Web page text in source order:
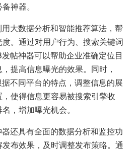
神器。
大数据分析和智能推荐算法，帮
。通过对用户行为、搜索关键词
帖神器可以帮助企业准确定位目
提高信息曝光的效果。同时，
不同平台的特点，调整信息的展
使得信息更容易被搜索引擎收
，增加曝光机会。
还具有全面的数据分析和监控功
布效果，及时调整发布策略。通